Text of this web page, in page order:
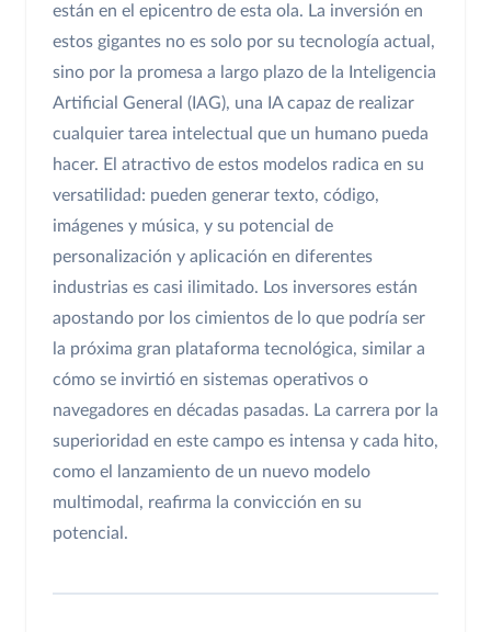
están en el epicentro de esta ola. La inversión en
estos gigantes no es solo por su tecnología actual,
sino por la promesa a largo plazo de la Inteligencia
Artificial General (IAG), una IA capaz de realizar
cualquier tarea intelectual que un humano pueda
hacer. El atractivo de estos modelos radica en su
versatilidad: pueden generar texto, código,
imágenes y música, y su potencial de
personalización y aplicación en diferentes
industrias es casi ilimitado. Los inversores están
apostando por los cimientos de lo que podría ser
la próxima gran plataforma tecnológica, similar a
cómo se invirtió en sistemas operativos o
navegadores en décadas pasadas. La carrera por la
superioridad en este campo es intensa y cada hito,
como el lanzamiento de un nuevo modelo
multimodal, reafirma la convicción en su
potencial.